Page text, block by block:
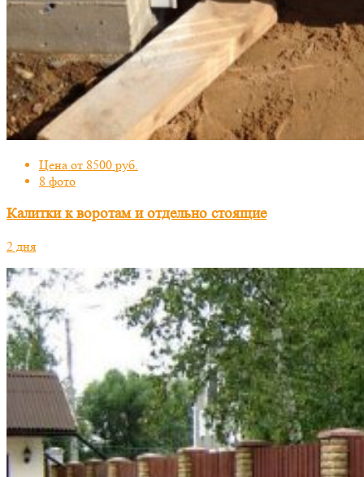
Цена от 8500 руб.
8 фото
Калитки к воротам и отдельно стоящие
2 дня